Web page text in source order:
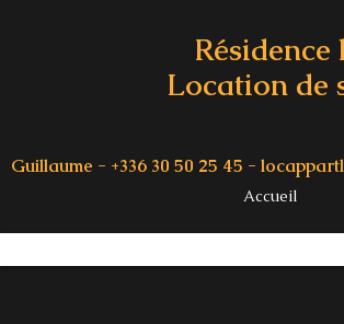
Location de
Guillaume - +336 30 50 25 45 -
Accueil